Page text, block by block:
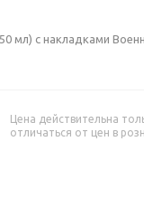
мл) с накладками
Цена действительна
отличаться от цен в